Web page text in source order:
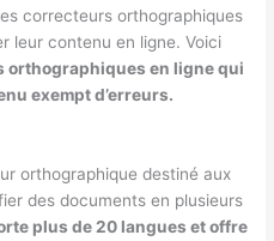
correcteurs orthographiques
leur contenu en ligne. Voici
orthographiques en ligne qui
exempt d’erreurs.
orthographique destiné aux
des documents en plusieurs
plus de 20 langues et offre